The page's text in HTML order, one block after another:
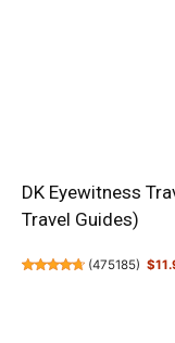
DK Eyewitness
Travel Guides)
(475185)